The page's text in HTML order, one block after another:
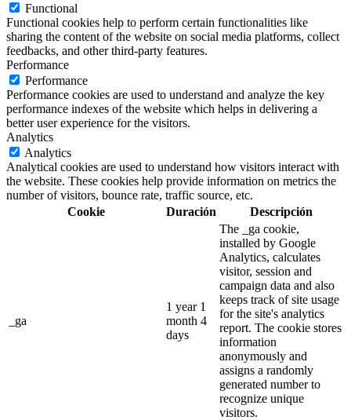
Functional
Functional cookies help to perform certain functionalities like
sharing the content of the website on social media platforms, collect
feedbacks, and other third-party features.
Performance
Performance
Performance cookies are used to understand and analyze the key
performance indexes of the website which helps in delivering a
better user experience for the visitors.
Analytics
Analytics
Analytical cookies are used to understand how visitors interact with
the website. These cookies help provide information on metrics the
number of visitors, bounce rate, traffic source, etc.
Cookie
Duración Descripción
_ga
1 year 1
month 4
days
The _ga cookie,
installed by Google
Analytics, calculates
visitor, session and
campaign data and also
keeps track of site usage
for the site's analytics
report. The cookie stores
information
anonymously and
assigns a randomly
generated number to
recognize unique
visitors.